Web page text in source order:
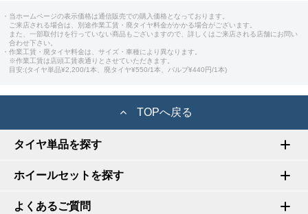
・当ホームページの表示価格は通信販売での購入価格となっております。
ご来店される場合は、別途作業工賃・廃タイヤ料金がかかる場合がございます。
また、一部取付けを行っていない商品もございますので、詳しくはご来店される店舗にお問い
合わせ下さい。
・作業工賃・廃タイヤ料金は、サイズ・車種により異なります。
※作業工賃は店頭工賃表通りとさせていただきます。
目安:(タイヤ単品¥2,200/1本、廃タイヤ¥550/1本、バルブ¥440円/1本)
TOPへ戻る
タイヤ単品を探す
ホイールセットを探す
よくあるご質問